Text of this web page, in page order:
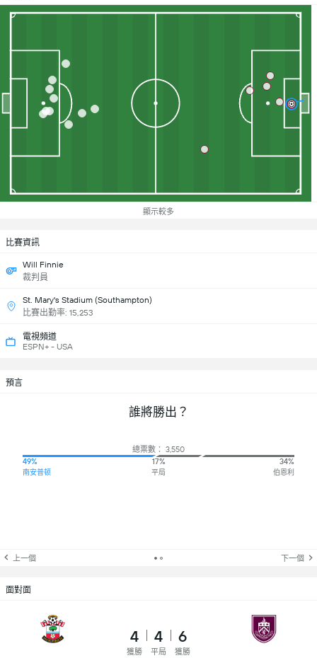
顯示較多
比賽資訊
Will Finnie
裁判員
St. Mary's Stadium (Southampton)
比賽出勤率: 15,253
電視頻道
ESPN+ - USA
預言
誰將勝出？
總票數： 3,550
49%
南安普顿
17%
平局
34%
伯恩利
上一個 下一個
面對面
4
獲勝
4
平局
6
獲勝